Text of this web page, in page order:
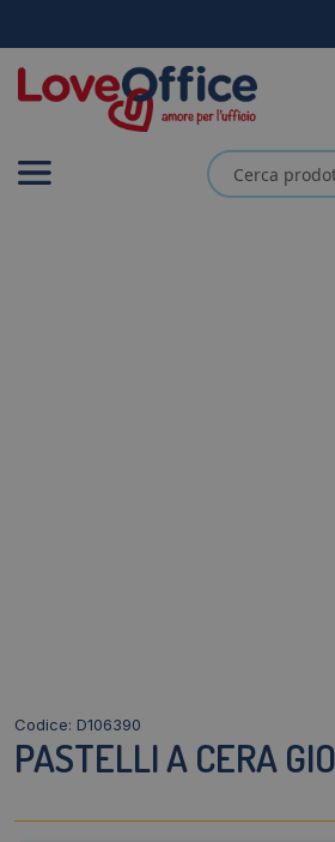
Codice: D106390
PASTELLI A CERA